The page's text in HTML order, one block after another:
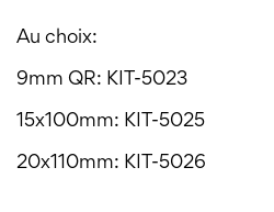
Au choix:
9mm QR: KIT-5023
15x100mm: KIT-5025
20x110mm: KIT-5026